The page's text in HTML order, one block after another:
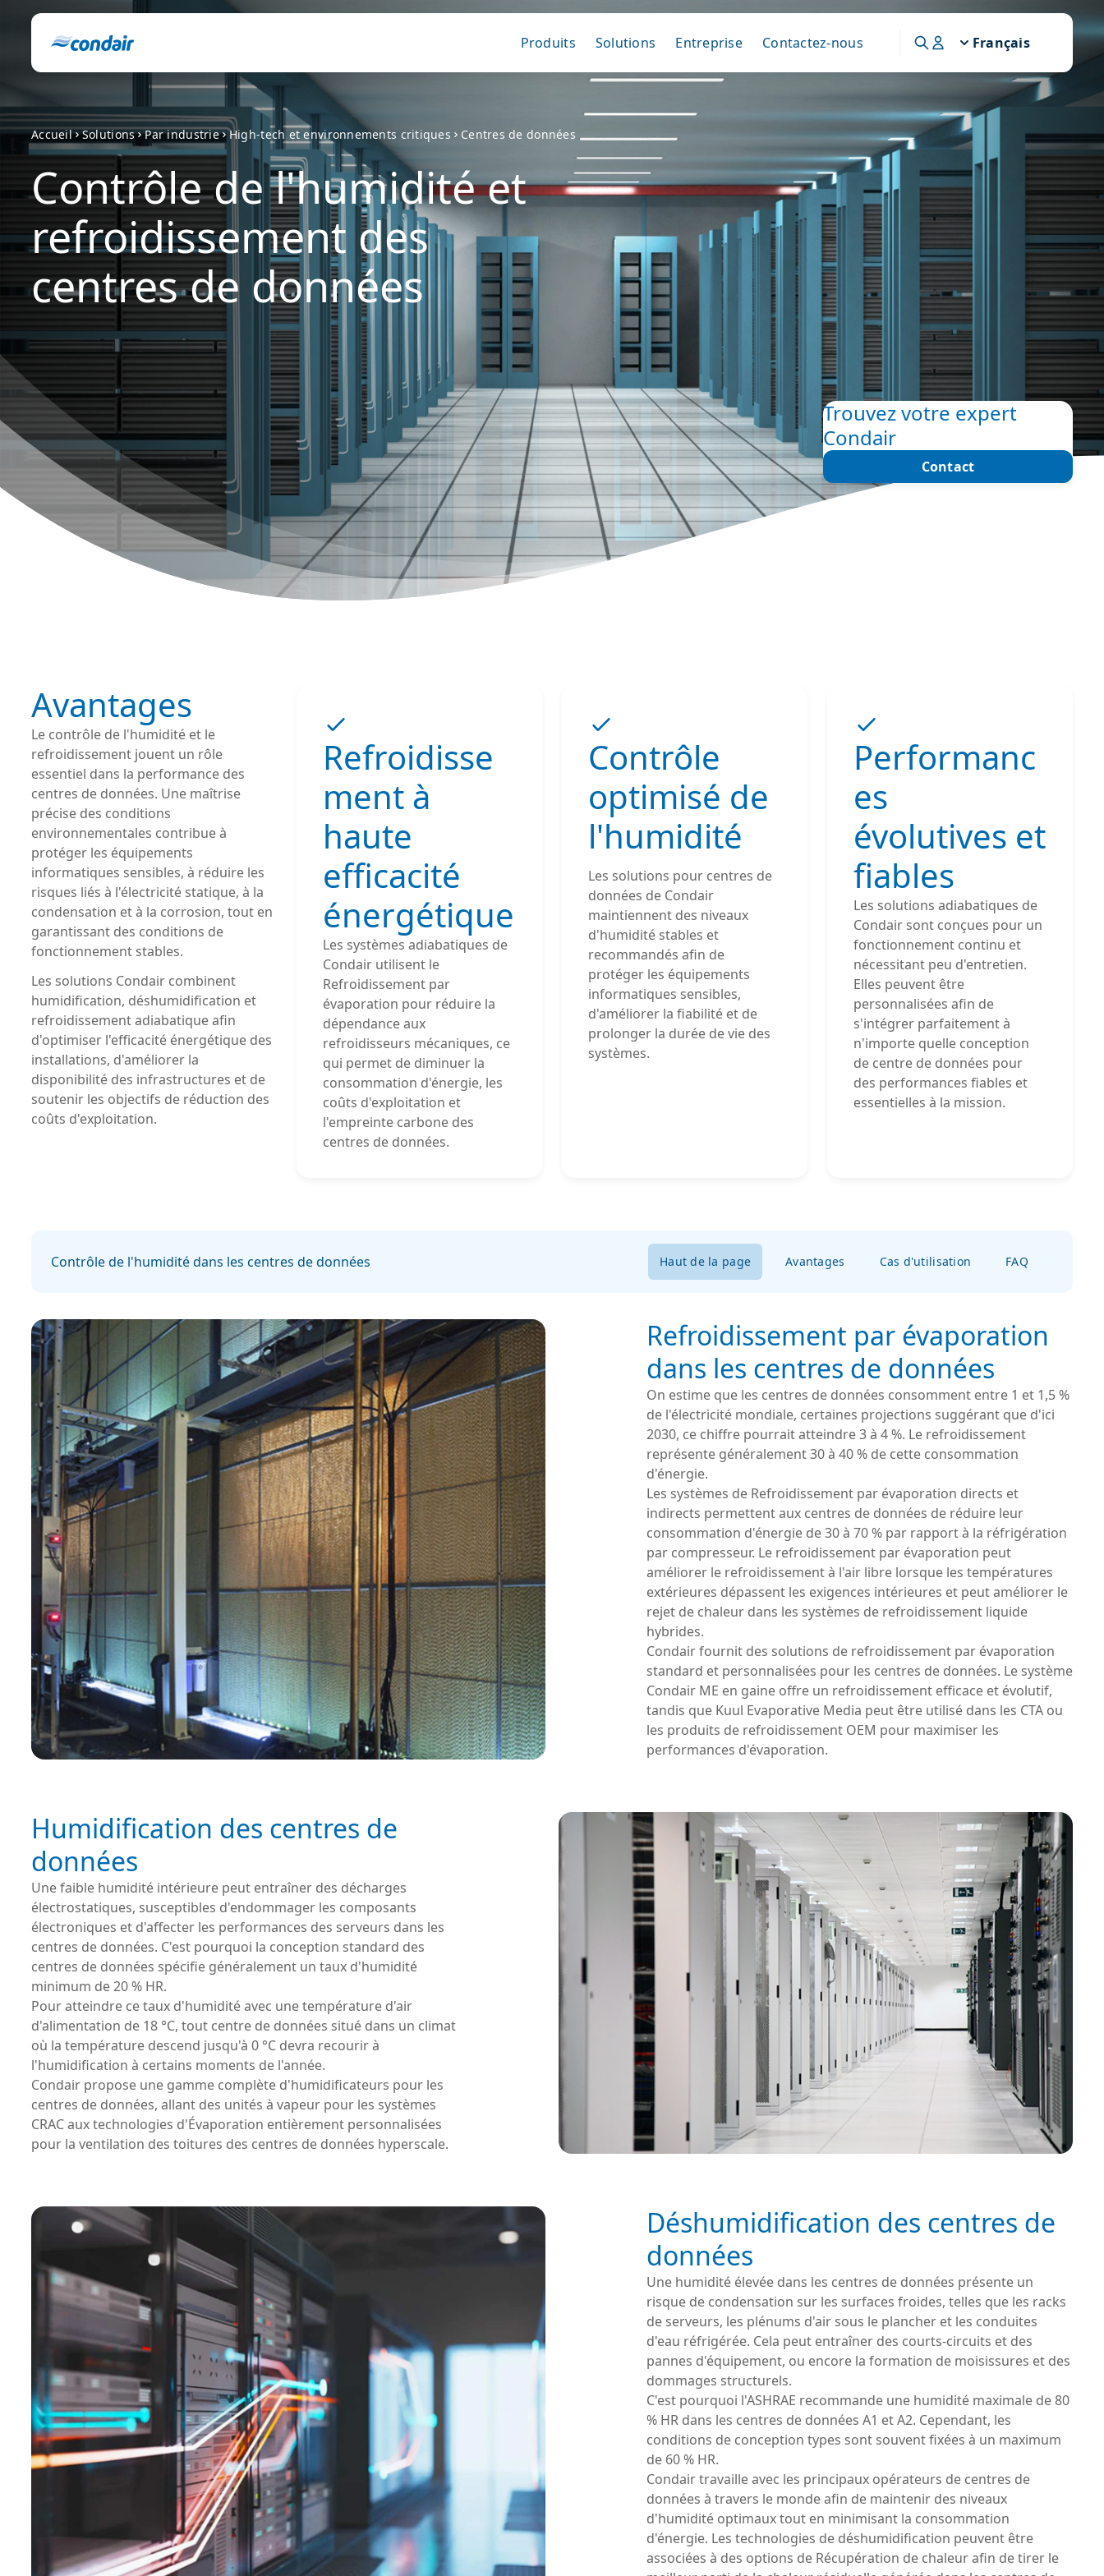
Produits Solutions Entreprise Contactez-nous Français
Accueil Solutions Par industrie High-tech et environnements critiques Centres de données
Contrôle de l'humidité et
refroidissement des
centres de données
Trouvez votre expert
Condair
Contact
Avantages
Le contrôle de l'humidité et le
refroidissement jouent un rôle
essentiel dans la performance des
centres de données. Une maîtrise
précise des conditions
environnementales contribue à
protéger les équipements
informatiques sensibles, à réduire les
risques liés à l'électricité statique, à la
condensation et à la corrosion, tout en
garantissant des conditions de
fonctionnement stables.
Les solutions Condair combinent
humidification, déshumidification et
refroidissement adiabatique afin
d'optimiser l'efficacité énergétique des
installations, d'améliorer la
disponibilité des infrastructures et de
soutenir les objectifs de réduction des
coûts d'exploitation.
Refroidisse
ment à
haute
efficacité
énergétique
Les systèmes adiabatiques de
Condair utilisent le
Refroidissement par
évaporation pour réduire la
dépendance aux
refroidisseurs mécaniques, ce
qui permet de diminuer la
consommation d'énergie, les
coûts d'exploitation et
l'empreinte carbone des
centres de données.
Contrôle
optimisé de
l'humidité
ChatGPT a déclaré :
Les solutions pour centres de
données de Condair
maintiennent des niveaux
d'humidité stables et
recommandés afin de
protéger les équipements
informatiques sensibles,
d'améliorer la fiabilité et de
prolonger la durée de vie des
systèmes.
Performanc
es
évolutives et
fiables
Les solutions adiabatiques de
Condair sont conçues pour un
fonctionnement continu et
nécessitant peu d'entretien.
Elles peuvent être
personnalisées afin de
s'intégrer parfaitement à
n'importe quelle conception
de centre de données pour
des performances fiables et
essentielles à la mission.
Contrôle de l'humidité dans les centres de données Haut de la page Avantages Cas d'utilisation FAQ
Refroidissement par évaporation
dans les centres de données
On estime que les centres de données consomment entre 1 et 1,5 %
de l'électricité mondiale, certaines projections suggérant que d'ici
2030, ce chiffre pourrait atteindre 3 à 4 %. Le refroidissement
représente généralement 30 à 40 % de cette consommation
d'énergie.
Les systèmes de Refroidissement par évaporation directs et
indirects permettent aux centres de données de réduire leur
consommation d'énergie de 30 à 70 % par rapport à la réfrigération
par compresseur. Le refroidissement par évaporation peut
améliorer le refroidissement à l'air libre lorsque les températures
extérieures dépassent les exigences intérieures et peut améliorer le
rejet de chaleur dans les systèmes de refroidissement liquide
hybrides.
Condair fournit des solutions de refroidissement par évaporation
standard et personnalisées pour les centres de données. Le système
Condair ME en gaine offre un refroidissement efficace et évolutif,
tandis que Kuul Evaporative Media peut être utilisé dans les CTA ou
les produits de refroidissement OEM pour maximiser les
performances d'évaporation.
Humidification des centres de
données
Une faible humidité intérieure peut entraîner des décharges
électrostatiques, susceptibles d'endommager les composants
électroniques et d'affecter les performances des serveurs dans les
centres de données. C'est pourquoi la conception standard des
centres de données spécifie généralement un taux d'humidité
minimum de 20 % HR.
Pour atteindre ce taux d'humidité avec une température d'air
d'alimentation de 18 °C, tout centre de données situé dans un climat
où la température descend jusqu'à 0 °C devra recourir à
l'humidification à certains moments de l'année.
Condair propose une gamme complète d'humidificateurs pour les
centres de données, allant des unités à vapeur pour les systèmes
CRAC aux technologies d'Évaporation entièrement personnalisées
pour la ventilation des toitures des centres de données hyperscale.
Déshumidification des centres de
données
Une humidité élevée dans les centres de données présente un
risque de condensation sur les surfaces froides, telles que les racks
de serveurs, les plénums d'air sous le plancher et les conduites
d'eau réfrigérée. Cela peut entraîner des courts-circuits et des
pannes d'équipement, ou encore la formation de moisissures et des
dommages structurels.
C'est pourquoi l'ASHRAE recommande une humidité maximale de 80
% HR dans les centres de données A1 et A2. Cependant, les
conditions de conception types sont souvent fixées à un maximum
de 60 % HR.
Condair travaille avec les principaux opérateurs de centres de
données à travers le monde afin de maintenir des niveaux
d'humidité optimaux tout en minimisant la consommation
d'énergie. Les technologies de déshumidification peuvent être
associées à des options de Récupération de chaleur afin de tirer le